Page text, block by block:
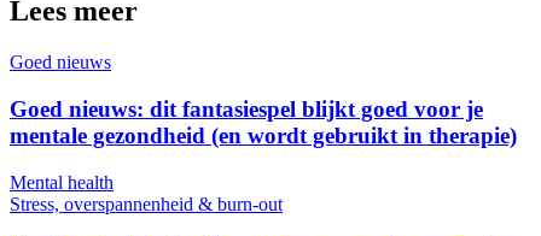
Lees meer
Goed nieuws
Goed nieuws: dit fantasiespel blijkt goed voor je
mentale gezondheid (en wordt gebruikt in therapie)
Mental health
Stress, overspannenheid & burn-out